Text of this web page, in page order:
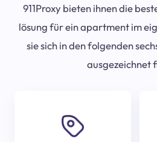
911Proxy bieten ihnen die
lösung für ein apartment im
sie sich in den folgenden
ausgezeichnet